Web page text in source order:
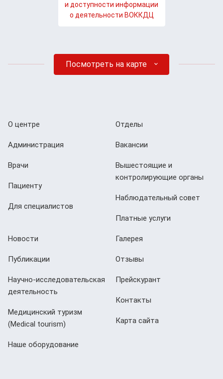
и доступности информации
о деятельности ВОККДЦ
Посмотреть на карте
О центре
Администрация
Врачи
Пациенту
Для специалистов
Отделы
Вакансии
Вышестоящие и
контролирующие органы
Наблюдательный совет
Платные услуги
Новости
Публикации
Научно-исследовательская
деятельность
Медицинский туризм
(Мedical tourism)
Наше оборудование
Галерея
Отзывы
Прейскурант
Контакты
Карта сайта